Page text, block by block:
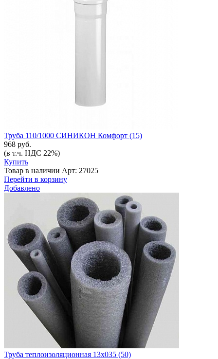
Труба 110/1000 СИНИКОН Комфорт (15)
968 руб.
(в т.ч. НДС 22%)
Купить
Товар в наличии Арт: 27025
Перейти в корзину
Добавлено
Труба теплоизоляционная 13х035 (50)